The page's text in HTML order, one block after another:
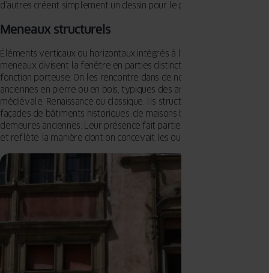
d’autres créent simplement un dessin pour le plaisir des yeux.
Meneaux structurels
Éléments verticaux ou horizontaux intégrés à la menuiserie, les
meneaux divisent la fenêtre en parties distinctes et assurent une
fonction porteuse. On les rencontre dans de nombreuses fenêtres
anciennes en pierre ou en bois, typiques des architectures
médiévale, Renaissance ou classique. Ils structurent encore les
façades de bâtiments historiques, de maisons bourgeoises ou de
demeures anciennes. Leur présence fait partie du caractère du lieu
et reflète la manière dont on concevait les ouvertures à l’époque.